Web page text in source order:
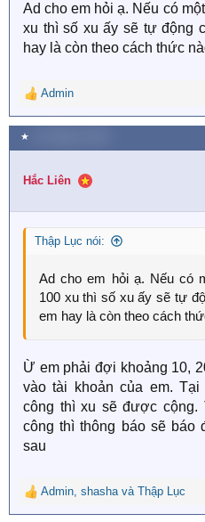
Ad cho em hỏi ạ. Nếu có
xu thì số xu ấy sẽ tự động
hay là còn theo cách thức
R
e
a
c
i
n
s
Admin
★
Hắc Liên
Thập Lục nói:
Ad cho em hỏi ạ. Nếu có
100 xu thì số xu ấy sẽ tự
em hay là còn theo cách
Ừ em phải đợi khoảng 10,
vào tài khoản của em.
công thì xu sẽ được cộng.
công thì thông báo sẽ báo
sau
R
e
Admin, shashavà Thập Lục